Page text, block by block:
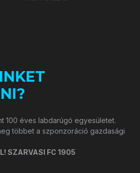
100 éves labdarúgó egyesületet.
többet a szponzoráció gazdasági
SZARVASI FC 1905